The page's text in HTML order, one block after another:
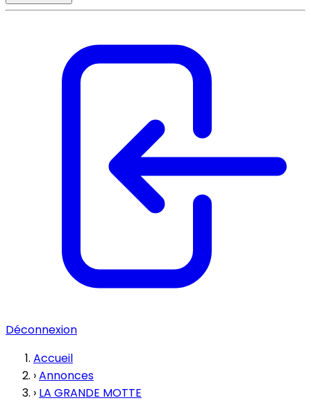
Déconnexion
Accueil
›Annonces
› LA GRANDE MOTTE